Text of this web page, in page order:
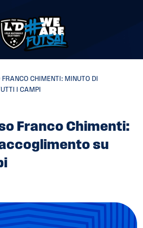
FRANCO CHIMENTI: MINUTO DI
I CAMPI
Franco Chimenti:
su